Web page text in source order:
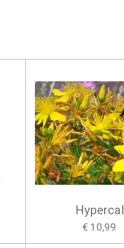
Hypercal
€ 10,99